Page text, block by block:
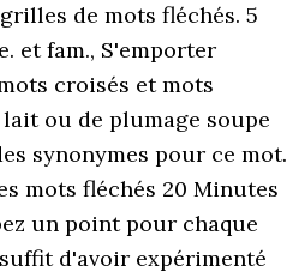
de mots fléchés. 5
et fam., S'emporter
croisés et mots
ou de plumage soupe
synonymes pour ce mot.
mots fléchés 20 Minutes
un point pour chaque
d'avoir expérimenté